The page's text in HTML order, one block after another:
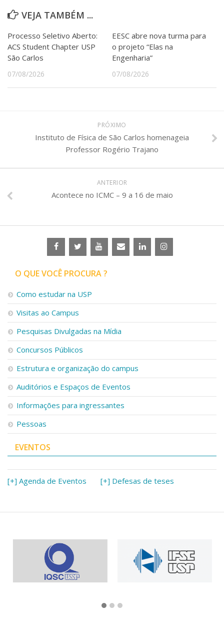
VEJA TAMBÉM ...
Processo Seletivo Aberto:
ACS Student Chapter USP
São Carlos
07/08/2026
EESC abre nova turma para
o projeto “Elas na
Engenharia”
07/08/2026
PRÓXIMO
Instituto de Física de São Carlos homenageia
Professor Rogério Trajano
ANTERIOR
Acontece no ICMC – 9 a 16 de maio
O QUE VOCÊ PROCURA ?
Como estudar na USP
Visitas ao Campus
Pesquisas Divulgadas na Mídia
Concursos Públicos
Estrutura e organização do campus
Auditórios e Espaços de Eventos
Informações para ingressantes
Pessoas
EVENTOS
[+] Agenda de Eventos [+] Defesas de teses